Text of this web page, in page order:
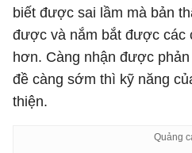
biết được sai lầm mà bản
được và nắm bắt được các
hơn. Càng nhận được
đề càng sớm thì kỹ năng
thiện.